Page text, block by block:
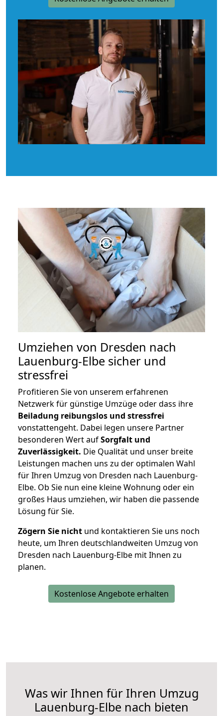
Umziehen von Dresden nach
Lauenburg-Elbe sicher und
stressfrei
Profitieren Sie von unserem erfahrenen
Netzwerk für günstige Umzüge oder dass ihre
Beiladung reibungslos und stressfrei
vonstattengeht. Dabei legen unsere Partner
besonderen Wert aufSorgfalt und
Zuverlässigkeit. Die Qualität und unser breite
Leistungen machen uns zu der optimalen Wahl
für Ihren Umzug von Dresden nach Lauenburg-
Elbe. Ob Sie nun eine kleine Wohnung oder ein
großes Haus umziehen, wir haben die passende
Lösung für Sie.
Zögern Sie nicht und kontaktieren Sie uns noch
heute, um Ihren deutschlandweiten Umzug von
Dresden nach Lauenburg-Elbe mit Ihnen zu
planen.
Kostenlose Angebote erhalten
Was wir Ihnen für Ihren Umzug
Lauenburg-Elbe nach bieten